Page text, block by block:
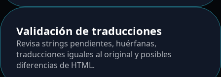
Validación de traducciones
Revisa strings pendientes, huérfanas,
traducciones iguales al original y posibles
diferencias de HTML.